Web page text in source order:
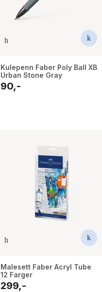
Kulepenn Faber Poly Ball XB
Urban Stone Gray
90,-
Malesett Faber Acryl Tube
12 Farger
299,-